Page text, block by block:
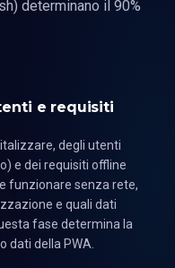
determinano il 90%
e requisiti
degli utenti
e dei requisiti offline
funzionare senza rete,
e quali dati
fase determina la
dati della PWA.